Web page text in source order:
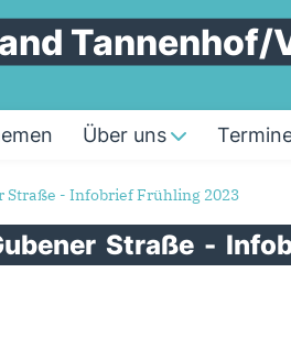
Tannenhof/
Über uns
Straße - Infobrief Frühling 2023
Straße -